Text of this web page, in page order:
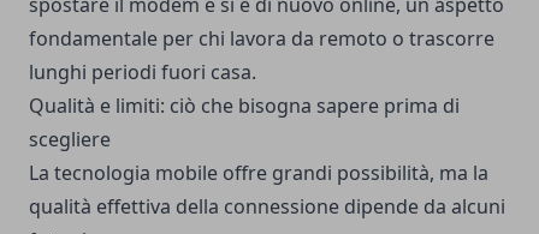
fondamentale per chi lavora da remoto o trascorre
lunghi periodi fuori casa.
Qualità e limiti: ciò che bisogna sapere prima di
scegliere
La tecnologia mobile offre grandi possibilità, ma la
qualità effettiva della connessione dipende da alcuni